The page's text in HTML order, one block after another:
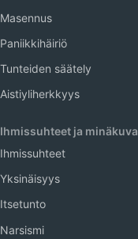
Masennus
Paniikkihäiriö
Tunteiden säätely
Aistiyliherkkyys
Ihmissuhteet ja minäkuva
Ihmissuhteet
Yksinäisyys
Itsetunto
Narsismi